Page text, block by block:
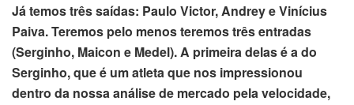
Já temos três saídas: Paulo Victor, Andrey e Vinícius
Paiva. Teremos pelo menos teremos três entradas
(Serginho, Maicon e Medel). A primeira delas é a do
Serginho, que é um atleta que nos impressionou
dentro da nossa análise de mercado pela velocidade,